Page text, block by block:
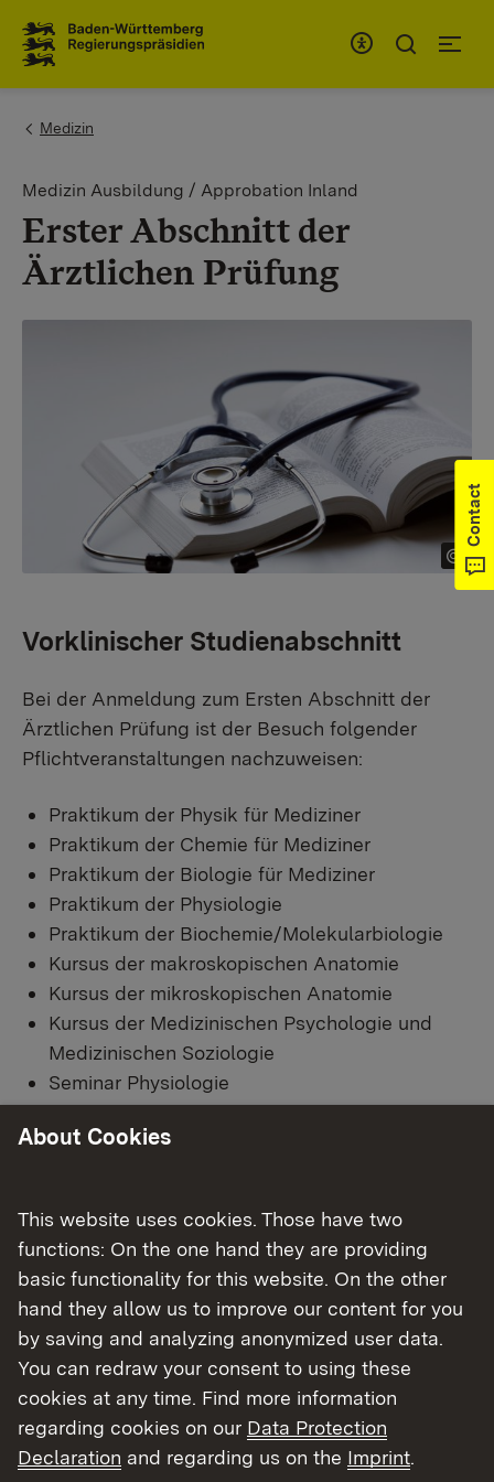
You are here:
Medizin
Medizin Ausbildung / Approbation Inland
Erster Abschnitt der
Ärztlichen Prüfung
Vorklinischer Studienabschnitt
Bei der Anmeldung zum Ersten Abschnitt der
Ärztlichen Prüfung ist der Besuch folgender
Pflichtveranstaltungen nachzuweisen:
Praktikum der Physik für Mediziner
Praktikum der Chemie für Mediziner
Praktikum der Biologie für Mediziner
Praktikum der Physiologie
Praktikum der Biochemie/Molekularbiologie
Kursus der makroskopischen Anatomie
Kursus der mikroskopischen Anatomie
Kursus der Medizinischen Psychologie und
Medizinischen Soziologie
Seminar Physiologie
Seminar Biochemie/Molekularbiologie
Seminar Anatomie
Praktikum zur Einführung in die Klinische
Medizin (mit Patientenvorstellung)
Praktikum der Berufsfelderkundung
Praktikum der medizinischen Terminologie
Seminar mit klinischem Bezug nach § 2 Abs. 2
ÄAppO (nur Universität Ulm)
Integriertes Seminar nach § 2 Abs. 2 ÄAppO
(nur Universität Ulm)
ein benotetes Wahlfach (§ 2 Abs. 8 ÄAppO)
Contact
About Cookies
This website uses cookies. Those have two
functions: On the one hand they are providing
basic functionality for this website. On the other
hand they allow us to improve our content for you
by saving and analyzing anonymized user data.
You can redraw your consent to using these
cookies at any time. Find more information
regarding cookies on our Data Protection
Declaration and regarding us on the Imprint.